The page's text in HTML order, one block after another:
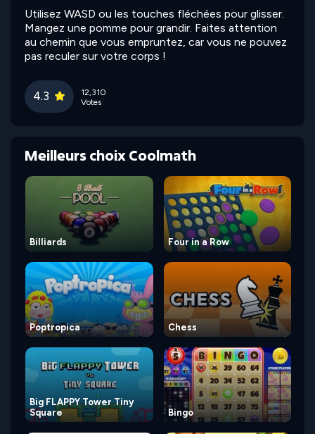
Utilisez WASD ou les touches fléchées pour glisser.
Mangez une pomme pour grandir. Faites attention
au chemin que vous empruntez, car vous ne pouvez
pas reculer sur votre corps !
4.3
12,310
Votes
Meilleurs choix Coolmath
Billiards Four in a Row
Poptropica Chess
Big FLAPPY Tower Tiny
Square
Bingo